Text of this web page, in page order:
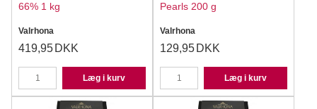
66% 1 kg
Valrhona
419,95 DKK
Læg i kurv
Pearls 200 g
Valrhona
129,95 DKK
Læg i kurv